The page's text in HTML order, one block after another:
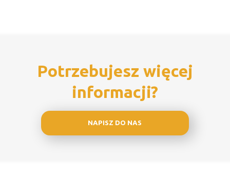
Potrzebujesz więcej
informacji?
NAPISZ DO NAS